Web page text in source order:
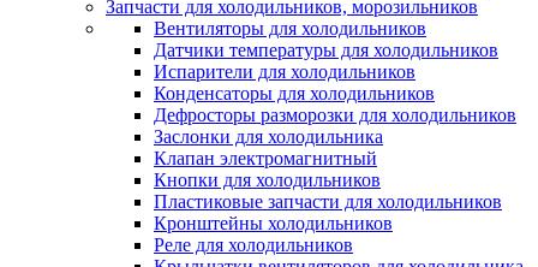
Запчасти для холодильников, морозильников
Вентиляторы для холодильников
Датчики температуры для холодильников
Испарители для холодильников
Конденсаторы для холодильников
Дефросторы разморозки для холодильников
Заслонки для холодильника
Клапан электромагнитный
Кнопки для холодильников
Пластиковые запчасти для холодильников
Кронштейны холодильников
Реле для холодильников